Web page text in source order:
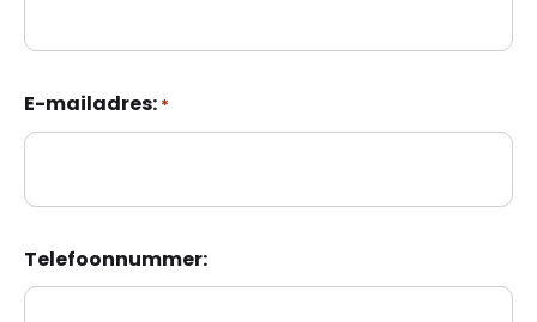
E-mailadres: *
Telefoonnummer: